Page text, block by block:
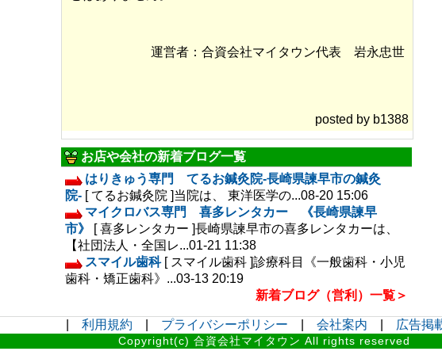
運営者：合資会社マイタウン代表 岩永忠世
posted by b1388
お店や会社の新着ブログ一覧
はりきゅう専門 てるお鍼灸院-長崎県諫早市の鍼灸
院- [ てるお鍼灸院 ]当院は、 東洋医学の...08-20 15:06
マイクロバス専門 喜多レンタカー 《長崎県諫早
市》
[ 喜多レンタカー ]長崎県諫早市の喜多レンタカーは、
【社団法人・全国レ...01-21 11:38
スマイル歯科 [ スマイル歯科 ]診療科目《一般歯科・小児
歯科・矯正歯科》...03-13 20:19
新着ブログ（営利）一覧＞
利用規約 プライバシーポリシー 会社案内 広告掲
Copyright(c) 合資会社マイタウン All rights reserved